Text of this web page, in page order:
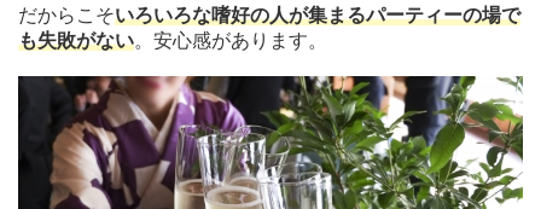
だからこそいろいろな嗜好の人が集まるパーティーの場で
も失敗がない。安心感があります。